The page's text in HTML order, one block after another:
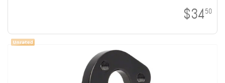
$3450